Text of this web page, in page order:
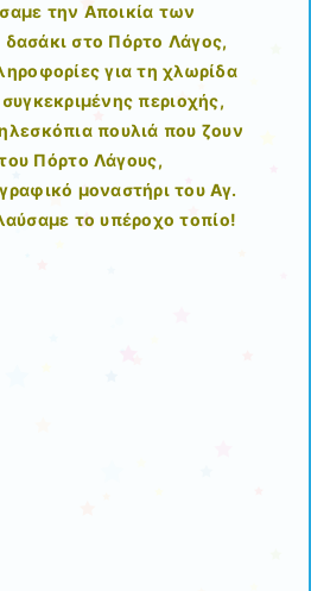
την Αποικία των
στο Πόρτο Λάγος,
για τη χλωρίδα
περιοχής,
πουλιά που ζουν
Πόρτο Λάγους,
μοναστήρι του Αγ.
το υπέροχο τοπίο!